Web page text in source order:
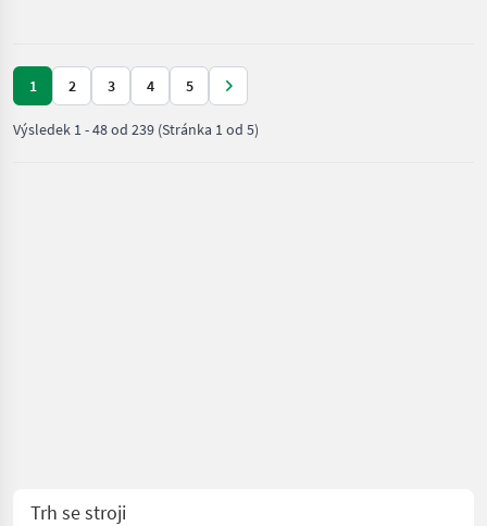
drevárske
1 2 3 4 5
Výsledek 1-48od 239 (Stránka 1 od 5)
Trh se stroji